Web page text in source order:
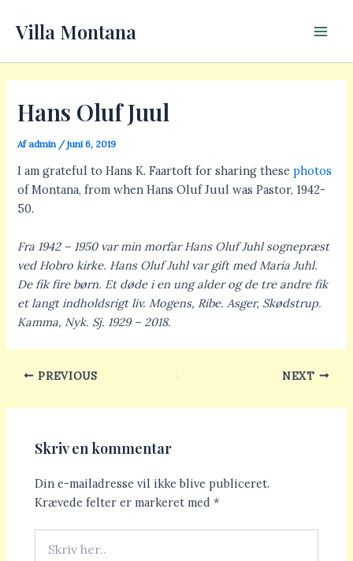
Villa Montana
Hans Oluf Juul
Afadmin /juni 6, 2019
I am grateful to Hans K. Faartoft for sharing thesephotos
of Montana, from when Hans Oluf Juul was Pastor, 1942-
50.
Fra 1942 – 1950 var min morfar Hans Oluf Juhl sognepræst
ved Hobro kirke. Hans Oluf Juhl var gift med Maria Juhl.
De fik fire børn. Et døde i en ung alder og de tre andre fik
et langt indholdsrigt liv. Mogens, Ribe. Asger, Skødstrup.
Kamma, Nyk. Sj. 1929 – 2018.
PREVIOUS NEXT
Skriv en kommentar
Din e-mailadresse vil ikke blive publiceret.
Krævede felter er markeret med*
her..